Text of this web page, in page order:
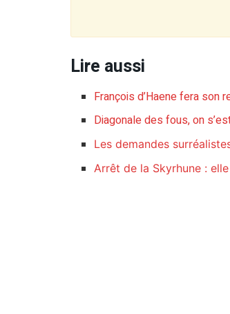
Lire aussi
François d’Haene fera son
Diagonale des fous, on
Les demandes
Arrêt de la Skyrhune :